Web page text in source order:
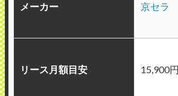
メーカー 京セラ
リース月額目安 15,900